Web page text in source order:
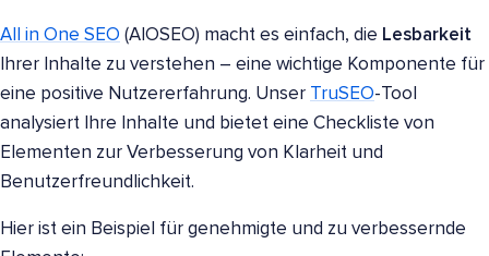
All in One SEO (AIOSEO) macht es einfach, die Lesbarkeit
Ihrer Inhalte zu verstehen – eine wichtige Komponente für
eine positive Nutzererfahrung. Unser TruSEO-Tool
analysiert Ihre Inhalte und bietet eine Checkliste von
Elementen zur Verbesserung von Klarheit und
Benutzerfreundlichkeit.
Hier ist ein Beispiel für genehmigte und zu verbessernde